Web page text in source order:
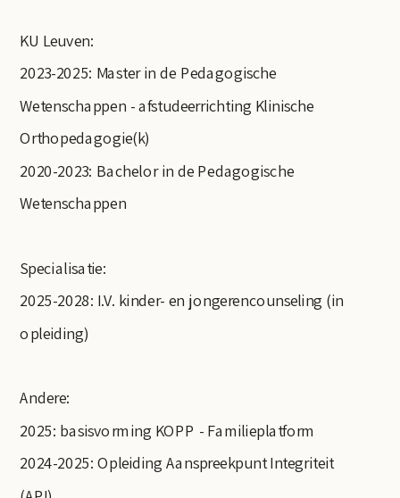
KU Leuven:
2023-2025: Master in de Pedagogische
Wetenschappen - afstudeerrichting Klinische
Orthopedagogie(k)
2020-2023: Bachelor in de Pedagogische
Wetenschappen
Specialisatie:
2025-2028: I.V. kinder- en jongerencounseling (in
opleiding)
Andere:
2025: basisvorming KOPP - Familieplatform
2024-2025: Opleiding Aanspreekpunt Integriteit